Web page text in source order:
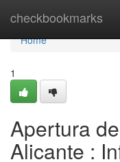
checkbookmarks
Home
Home
1
Apertura
Alicante :